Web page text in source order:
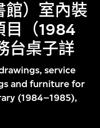
館）室內裝
目（1984
台桌子詳
service
and furniture for
(1984–1985),